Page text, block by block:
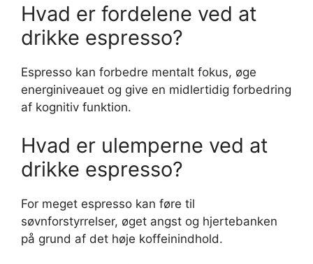
Hvad er fordelene ved at
drikke espresso?
Espresso kan forbedre mentalt fokus, øge
energiniveauet og give en midlertidig forbedring
af kognitiv funktion.
Hvad er ulemperne ved at
drikke espresso?
For meget espresso kan føre til
søvnforstyrrelser, øget angst og hjertebanken
på grund af det høje koffeinindhold.